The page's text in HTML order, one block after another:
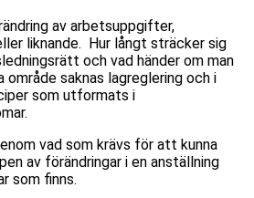
av arbetsuppgifter,
liknande. Hur långt sträcker sig
och vad händer om man
saknas lagreglering och i
som utformats i
vad som krävs för att kunna
av förändringar i en anställning
som finns.